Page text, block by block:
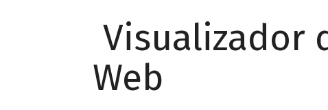
Visualizador
Web